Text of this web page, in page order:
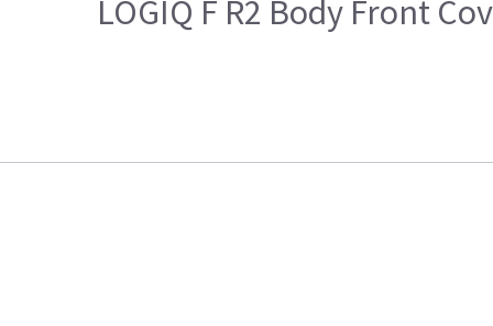
LOGIQ F R2 Body Front